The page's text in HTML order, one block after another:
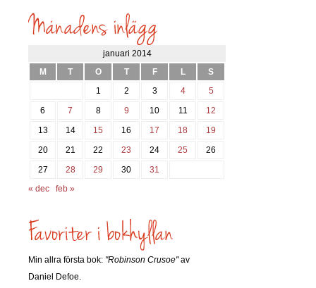
söks?
januari 2014
M
T O T F L
S
1
2 3 4
5
6
7 8 9 10 11
12
13
14 15 16 17 18
19
20
21 22 23 24 25
26
27
28 29 30
31
« dec
feb »
Min allra första bok: "Robinson Crusoe"av
Daniel Defoe.